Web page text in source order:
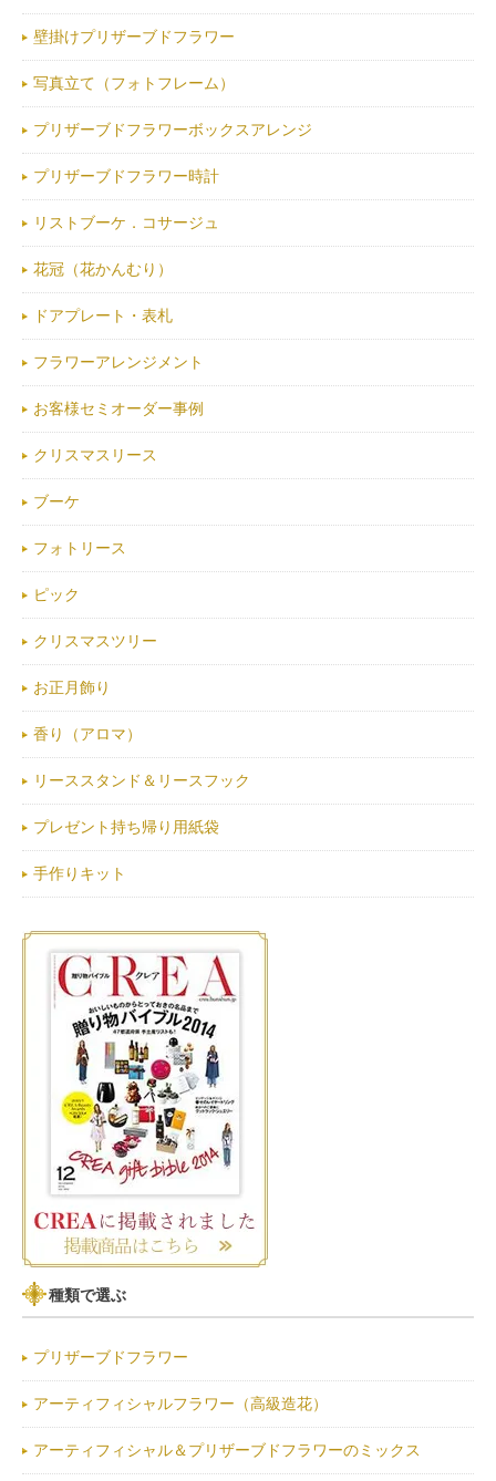
壁掛けプリザーブドフラワー
写真立て（フォトフレーム）
プリザーブドフラワーボックスアレンジ
プリザーブドフラワー時計
リストブーケ．コサージュ
花冠（花かんむり）
ドアプレート・表札
フラワーアレンジメント
お客様セミオーダー事例
クリスマスリース
ブーケ
フォトリース
ピック
クリスマスツリー
お正月飾り
香り（アロマ）
リーススタンド＆リースフック
プレゼント持ち帰り用紙袋
手作りキット
種類で選ぶ
プリザーブドフラワー
アーティフィシャルフラワー（高級造花）
アーティフィシャル＆プリザーブドフラワーのミックス